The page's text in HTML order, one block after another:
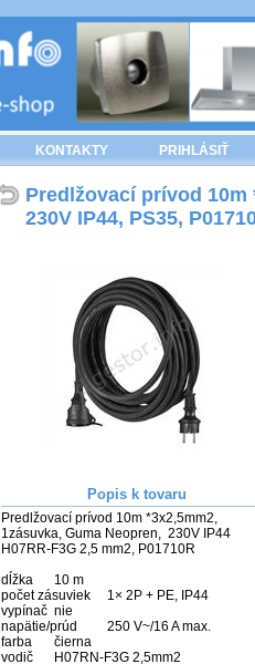
KONTAKTY PRIHLÁSIŤ
Predlžovací prívod 10m
230V IP44, PS35,
Popis k tovaru
Predlžovací prívod 10m *3x2,5mm2,
1zásuvka, Guma Neopren,  230V IP44
H07RR-F3G 2,5 mm2, P01710R
dĺžka 	10 m
počet zásuviek 	1× 2P + PE, IP44
vypínač 	nie
napätie/prúd 	250 V~/16 A max.
farba 	čierna
vodič 	H07RN-F3G 2,5mm2